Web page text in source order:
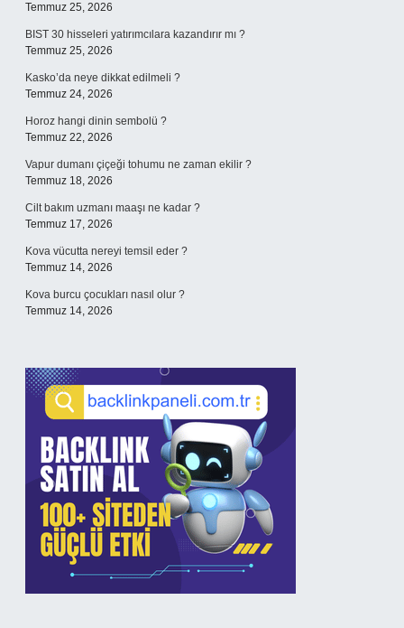
Temmuz 25, 2026
BIST 30 hisseleri yatırımcılara kazandırır mı ?
Temmuz 25, 2026
Kasko’da neye dikkat edilmeli ?
Temmuz 24, 2026
Horoz hangi dinin sembolü ?
Temmuz 22, 2026
Vapur dumanı çiçeği tohumu ne zaman ekilir ?
Temmuz 18, 2026
Cilt bakım uzmanı maaşı ne kadar ?
Temmuz 17, 2026
Kova vücutta nereyi temsil eder ?
Temmuz 14, 2026
Kova burcu çocukları nasıl olur ?
Temmuz 14, 2026